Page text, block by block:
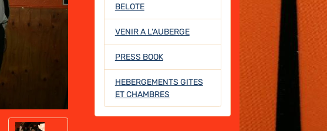
BELOTE
VENIR A L'AUBERGE
PRESS BOOK
HEBERGEMENTS GITES
ET CHAMBRES